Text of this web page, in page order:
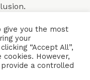
MUSIC
give you the most
your
“Accept All”,
However,
a controlled